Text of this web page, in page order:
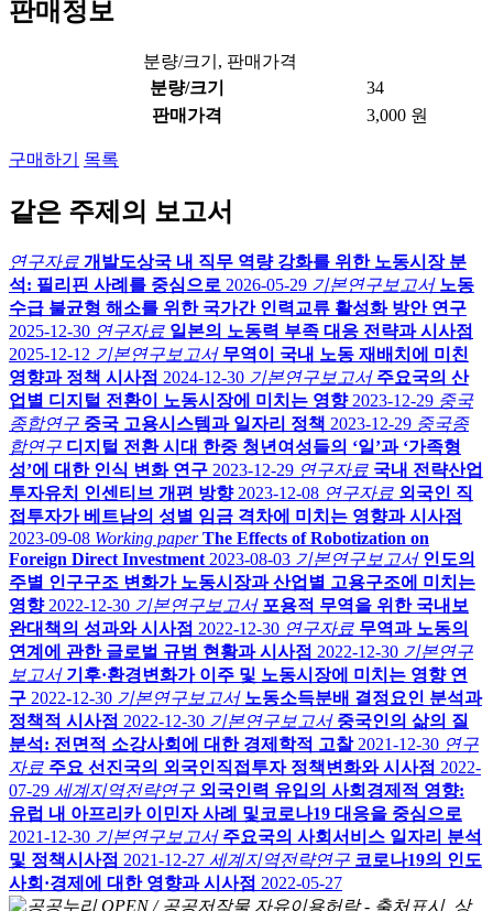
판매정보
분량/크기, 판매가격
분량/크기
34
판매가격
3,000 원
구매하기 목록
같은 주제의 보고서
연구자료 개발도상국 내 직무 역량 강화를 위한 노동시장 분
석: 필리핀 사례를 중심으로 2026-05-29 기본연구보고서 노동
수급 불균형 해소를 위한 국가간 인력교류 활성화 방안 연구
2025-12-30 연구자료 일본의 노동력 부족 대응 전략과 시사점
2025-12-12 기본연구보고서 무역이 국내 노동 재배치에 미친
영향과 정책 시사점 2024-12-30 기본연구보고서 주요국의 산
업별 디지털 전환이 노동시장에 미치는 영향 2023-12-29 중국
종합연구 중국 고용시스템과 일자리 정책 2023-12-29 중국종
합연구 디지털 전환 시대 한중 청년여성들의 ‘일’과 ‘가족형
성’에 대한 인식 변화 연구 2023-12-29 연구자료 국내 전략산업
투자유치 인센티브 개편 방향 2023-12-08 연구자료 외국인 직
접투자가 베트남의 성별 임금 격차에 미치는 영향과 시사점
2023-09-08 Working paper The Effects of Robotization on
Foreign Direct Investment 2023-08-03 기본연구보고서 인도의
주별 인구구조 변화가 노동시장과 산업별 고용구조에 미치는
영향 2022-12-30 기본연구보고서 포용적 무역을 위한 국내보
완대책의 성과와 시사점 2022-12-30 연구자료 무역과 노동의
연계에 관한 글로벌 규범 현황과 시사점 2022-12-30 기본연구
보고서 기후·환경변화가 이주 및 노동시장에 미치는 영향 연
구 2022-12-30 기본연구보고서 노동소득분배 결정요인 분석과
정책적 시사점 2022-12-30 기본연구보고서 중국인의 삶의 질
분석: 전면적 소강사회에 대한 경제학적 고찰 2021-12-30 연구
자료 주요 선진국의 외국인직접투자 정책변화와 시사점 2022-
07-29 세계지역전략연구 외국인력 유입의 사회경제적 영향:
유럽 내 아프리카 이민자 사례 및코로나19 대응을 중심으로
2021-12-30 기본연구보고서 주요국의 사회서비스 일자리 분석
및 정책시사점 2021-12-27 세계지역전략연구 코로나19의 인도
사회·경제에 대한 영향과 시사점 2022-05-27